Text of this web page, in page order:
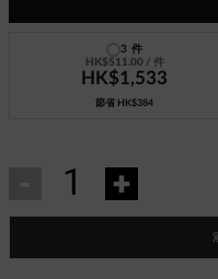
3 件
HK$511.00 / 件
HK$1,533
節省 HK$384
+